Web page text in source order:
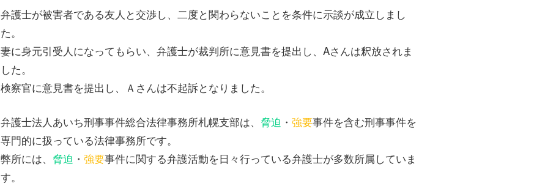
弁護士が被害者である友人と交渉し、二度と関わらないことを条件に示談が成立しまし
た。
妻に身元引受人になってもらい、弁護士が裁判所に意見書を提出し、Aさんは釈放されま
した。
検察官に意見書を提出し、Ａさんは不起訴となりました。
弁護士法人あいち刑事事件総合法律事務所札幌支部は、 脅迫 ・ 強要事件を含む刑事事件を
専門的に扱っている法律事務所です。
弊所には、 脅迫 ・ 強要事件に関する弁護活動を日々行っている弁護士が多数所属していま
す。